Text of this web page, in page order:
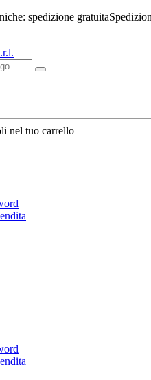
nel tuo carrello